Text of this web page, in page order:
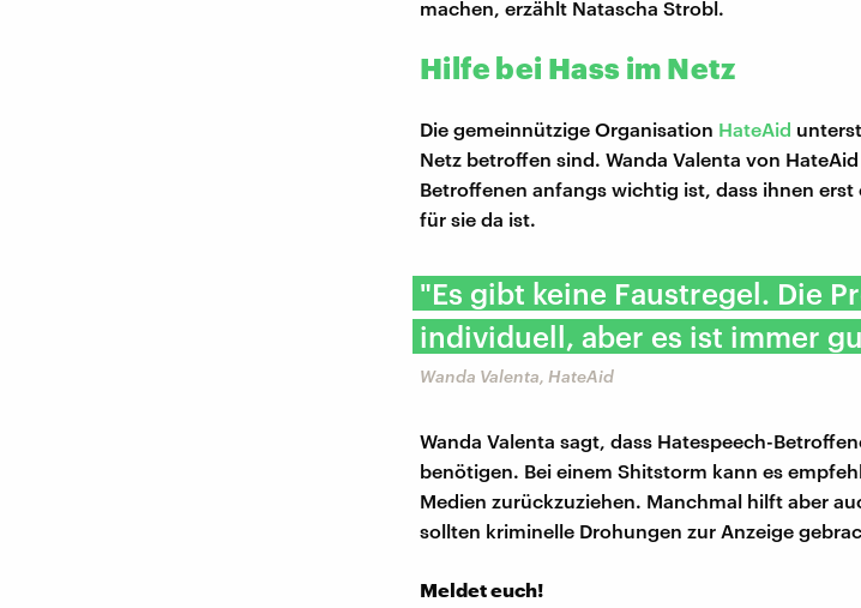
machen, erzählt Natascha Strobl.
Hilfe bei Hass im Netz
Die gemeinnützige Organisation HateAid
Netz betroffen sind. Wanda Valenta von
Betroffenen anfangs wichtig ist, dass ihnen
für sie da ist.
"Es gibt keine Faustregel. Die
individuell, aber es ist immer
Wanda Valenta, HateAid
Wanda Valenta sagt, dass Hatespeech-
benötigen. Bei einem Shitstorm kann es
Medien zurückzuziehen. Manchmal hilft aber
sollten kriminelle Drohungen zur Anzeige
Meldet euch!